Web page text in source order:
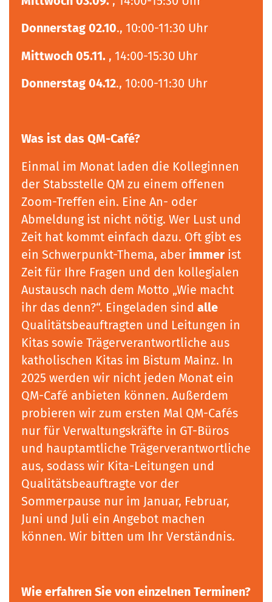
Donnerstag 02.10., 10:00-11:30 Uhr
Mittwoch 05.11. , 14:00-15:30 Uhr
Donnerstag 04.12., 10:00-11:30 Uhr
Was ist das QM-Café?
Einmal im Monat laden die Kolleginnen
der Stabsstelle QM zu einem offenen
Zoom-Treffen ein. Eine An- oder
Abmeldung ist nicht nötig. Wer Lust und
Zeit hat kommt einfach dazu. Oft gibt es
ein Schwerpunkt-Thema, aber immer ist
Zeit für Ihre Fragen und den kollegialen
Austausch nach dem Motto „Wie macht
ihr das denn?“. Eingeladen sind alle
Qualitätsbeauftragten und Leitungen in
Kitas sowie Trägerverantwortliche aus
katholischen Kitas im Bistum Mainz. In
2025 werden wir nicht jeden Monat ein
QM-Café anbieten können. Außerdem
probieren wir zum ersten Mal QM-Cafés
nur für Verwaltungskräfte in GT-Büros
und hauptamtliche Trägerverantwortliche
aus, sodass wir Kita-Leitungen und
Qualitätsbeauftragte vor der
Sommerpause nur im Januar, Februar,
Juni und Juli ein Angebot machen
können. Wir bitten um Ihr Verständnis.
Wie erfahren Sie von einzelnen Terminen?